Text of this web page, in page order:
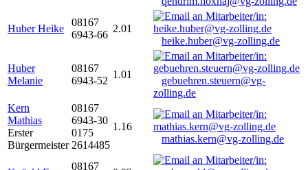
Huber Heike
08167
6943-66
2.01
heike.huber@vg-zolling.de
Huber
Melanie
08167
6943-52
1.01
gebuehren.steuern@vg-
zolling.de
Kern
Mathias
Erster
Bürgermeister
08167
6943-30
0175
2614485
1.16
mathias.kern@vg-zolling.de
08167